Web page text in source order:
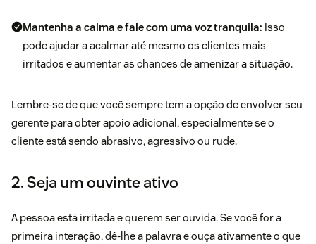
Mantenha a calma e fale com uma voz tranquila: Isso
pode ajudar a acalmar até mesmo os clientes mais
irritados e aumentar as chances de amenizar a situação.
Lembre-se de que você sempre tem a opção de envolver seu
gerente para obter apoio adicional, especialmente se o
cliente está sendo abrasivo, agressivo ou rude.
2. Seja um ouvinte ativo
A pessoa está irritada e querem ser ouvida. Se você for a
primeira interação, dê-lhe a palavra e ouça ativamente o que